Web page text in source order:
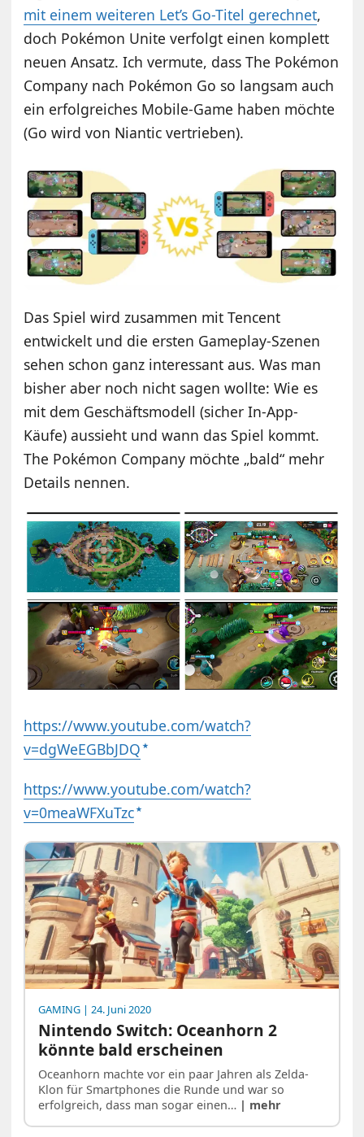
mit einem weiteren Let’s Go-Titel gerechnet,
doch Pokémon Unite verfolgt einen komplett
neuen Ansatz. Ich vermute, dass The Pokémon
Company nach Pokémon Go so langsam auch
ein erfolgreiches Mobile-Game haben möchte
(Go wird von Niantic vertrieben).
Das Spiel wird zusammen mit Tencent
entwickelt und die ersten Gameplay-Szenen
sehen schon ganz interessant aus. Was man
bisher aber noch nicht sagen wollte: Wie es
mit dem Geschäftsmodell (sicher In-App-
Käufe) aussieht und wann das Spiel kommt.
The Pokémon Company möchte „bald“ mehr
Details nennen.
https://www.youtube.com/watch?
v=dgWeEGBbJDQ
https://www.youtube.com/watch?
v=0meaWFXuTzc
GAMING | 24. Juni 2020
Nintendo Switch: Oceanhorn 2
könnte bald erscheinen
Oceanhorn machte vor ein paar Jahren als Zelda-
Klon für Smartphones die Runde und war so
erfolgreich, dass man sogar einen… | mehr